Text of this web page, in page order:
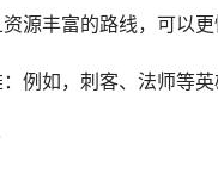
源丰富的路线，可以更
例如，刺客、法师等英